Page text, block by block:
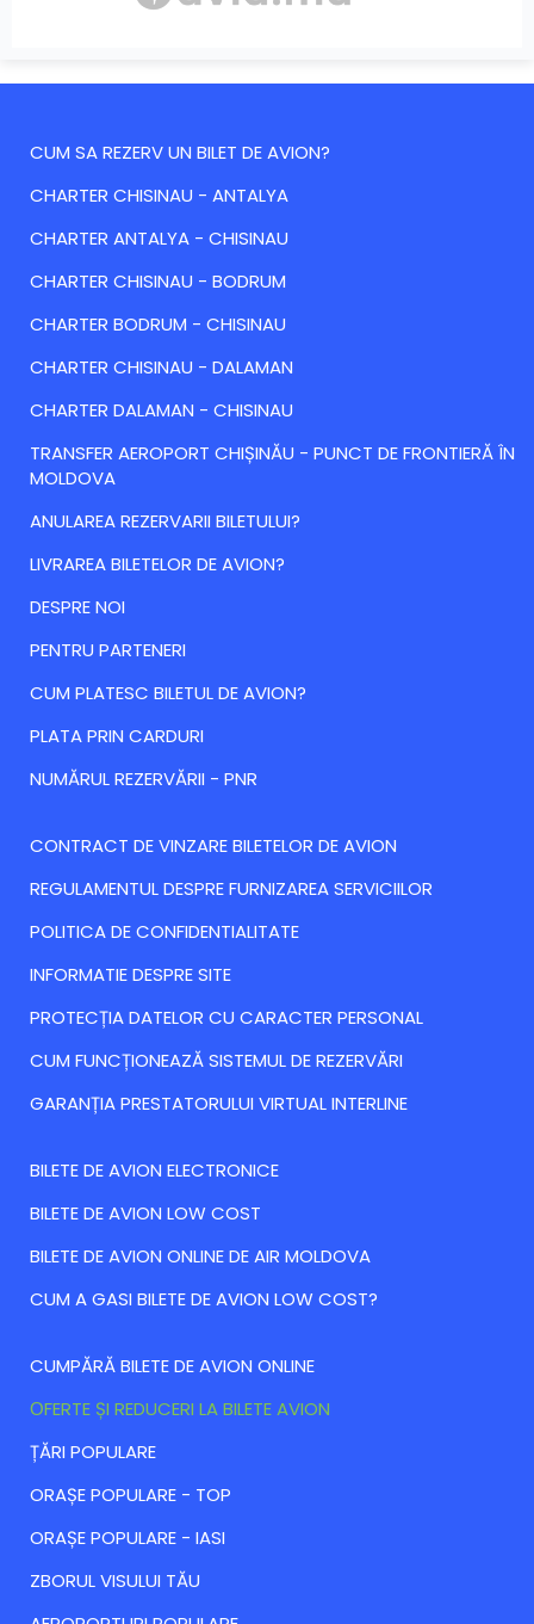
CUM SA REZERV UN BILET DE AVION?
CHARTER CHISINAU - ANTALYA
CHARTER ANTALYA - CHISINAU
CHARTER CHISINAU - BODRUM
CHARTER BODRUM - CHISINAU
CHARTER CHISINAU - DALAMAN
CHARTER DALAMAN - CHISINAU
TRANSFER AEROPORT CHIȘINĂU - PUNCT DE FRONTIERĂ ÎN
MOLDOVA
ANULAREA REZERVARII BILETULUI?
LIVRAREA BILETELOR DE AVION?
DESPRE NOI
PENTRU PARTENERI
CUM PLATESC BILETUL DE AVION?
PLATA PRIN CARDURI
NUMĂRUL REZERVĂRII - PNR
CONTRACT DE VINZARE BILETELOR DE AVION
REGULAMENTUL DESPRE FURNIZAREA SERVICIILOR
POLITICA DE CONFIDENTIALITATE
INFORMATIE DESPRE SITE
PROTECȚIA DATELOR CU CARACTER PERSONAL
CUM FUNCȚIONEAZĂ SISTEMUL DE REZERVĂRI
GARANȚIA PRESTATORULUI VIRTUAL INTERLINE
BILETE DE AVION ELECTRONICE
BILETE DE AVION LOW COST
BILETE DE AVION ONLINE DE AIR MOLDOVA
CUM A GASI BILETE DE AVION LOW COST?
CUMPĂRĂ BILETE DE AVION ONLINE
ОFERTE ȘI REDUCERI LA BILETE AVION
ȚĂRI POPULARE
ORAȘE POPULARE - TOP
ORAȘE POPULARE - IASI
ZBORUL VISULUI TĂU